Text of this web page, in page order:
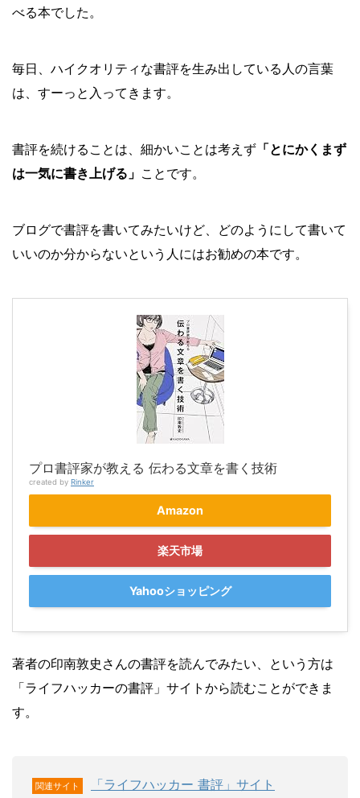
べる本でした。
毎日、ハイクオリティな書評を生み出している人の言葉
は、すーっと入ってきます。
書評を続けることは、細かいことは考えず 「とにかくまず
は一気に書き上げる」 ことです。
ブログで書評を書いてみたいけど、どのようにして書いて
いいのか分からないという人にはお勧めの本です。
プロ書評家が教える 伝わる文章を書く技術
created by Rinker
Amazon
楽天市場
Yahooショッピング
著者の印南敦史さんの書評を読んでみたい、という方は
「ライフハッカーの書評」サイトから読むことができま
す。
関連サイト 「ライフハッカー 書評」サイト